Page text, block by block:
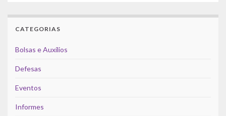
CATEGORIAS
Bolsas e Auxílios
Defesas
Eventos
Informes